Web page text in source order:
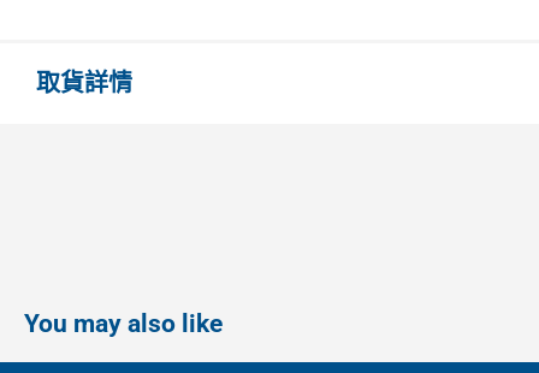
取貨詳情
You may also like